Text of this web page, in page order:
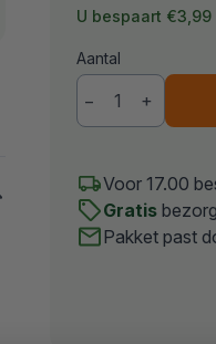
U bespaart:
U bespaart €3,99
Aantal
Aantal
− +
Voor 17.00
Gratis
Pakket past